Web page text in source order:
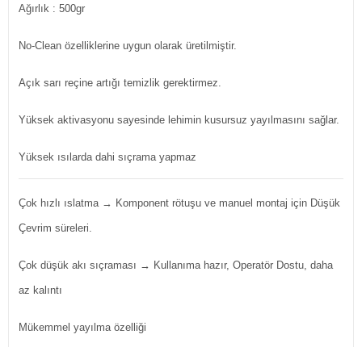
Ağırlık : 500gr
No-Clean özelliklerine uygun olarak üretilmiştir.
Açık sarı reçine artığı temizlik gerektirmez.
Yüksek aktivasyonu sayesinde lehimin kusursuz yayılmasını sağlar.
Yüksek ısılarda dahi sıçrama yapmaz
Çok hızlı ıslatma → Komponent rötuşu ve manuel montaj için Düşük
Çevrim süreleri.
Çok düşük akı sıçraması → Kullanıma hazır, Operatör Dostu, daha
az kalıntı
Mükemmel yayılma özelliği